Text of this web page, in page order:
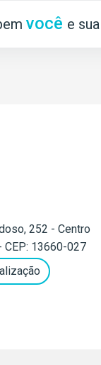
você e sua
252 - Centro
CEP: 13660-027